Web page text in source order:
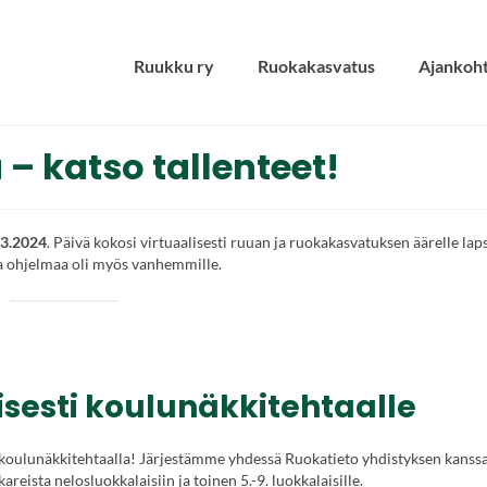
Ruukku ry Ruokakasvatus
katso tallenteet!
. Päivä kokosi virtuaalisesti ruuan ja ruokakasvatuksen äärelle
ohjelmaa oli myös vanhemmille.
koulunäkkitehtaalle
Järjestämme yhdessä Ruokatieto yhdistyksen
nelosluokkalaisiin ja toinen 5.-9. luokkalaisille.